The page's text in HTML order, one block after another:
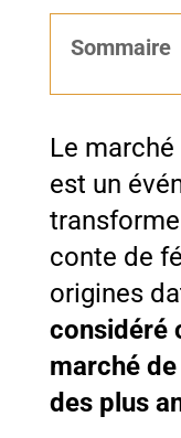
Sommaire
Le
est un
conte de
origines
considéré
marché
des plus